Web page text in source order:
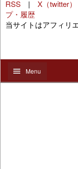
RSS | X（twitter）
プ・履歴
当サイトはアフィリ
Menu